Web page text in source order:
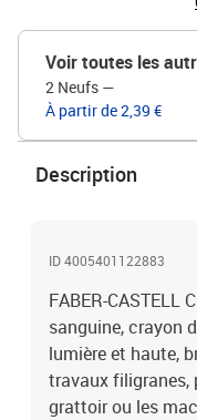
Voir toutes les
2 Neufs —
À partir de 2,39 €
Description
ID 4005401122883
FABER-CASTELL
sanguine, crayon
lumière et haute,
travaux filigranes,
grattoir ou les